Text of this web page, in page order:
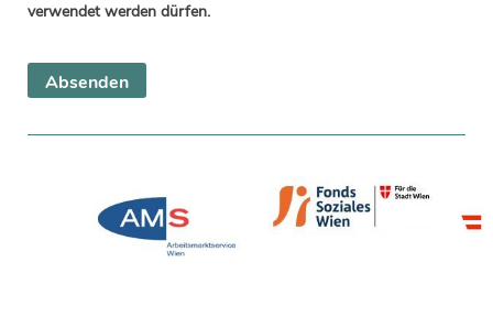
verwendet werden dürfen.